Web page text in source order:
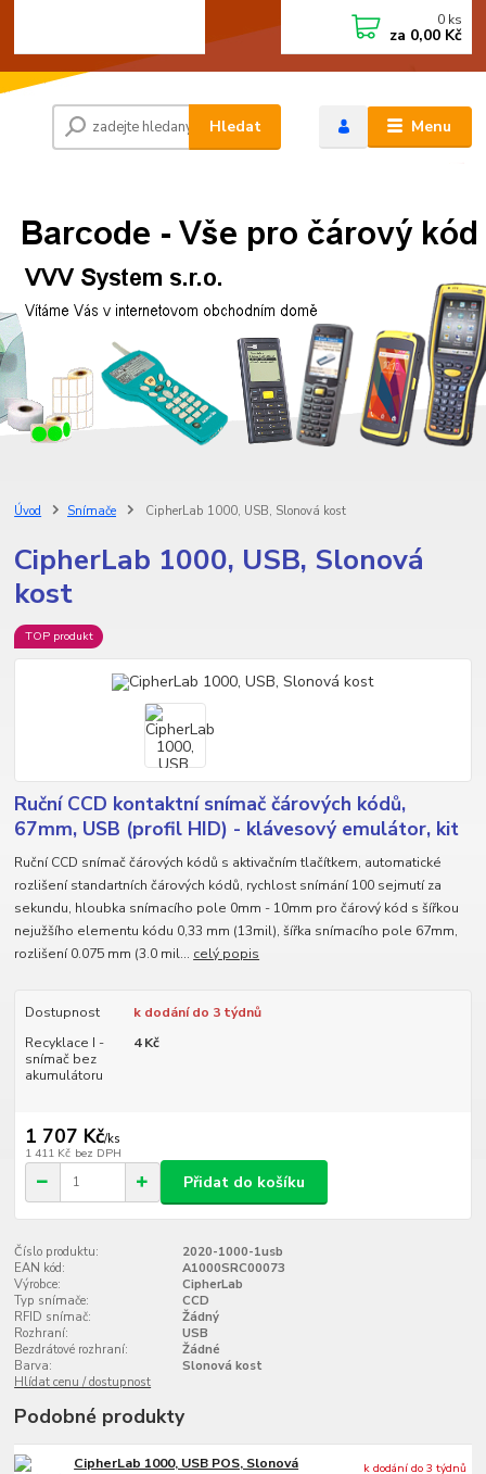
Menu
Hledat
0 ks
za 0,00 Kč
Úvod Snímače CipherLab 1000, USB, Slonová kost
CipherLab 1000, USB, Slonová
kost
TOP produkt
Ruční CCD kontaktní snímač čárových kódů,
67mm, USB (profil HID) - klávesový emulátor, kit
Ruční CCD snímač čárových kódů s aktivačním tlačítkem, automatické
rozlišení standartních čárových kódů, rychlost snímání 100 sejmutí za
sekundu, hloubka snímacího pole 0mm - 10mm pro čárový kód s šířkou
nejužšího elementu kódu 0,33 mm (13mil), šířka snímacího pole 67mm,
rozlišení 0.075 mm (3.0 mil... celý popis
Dostupnost
k dodání do 3 týdnů
Recyklace I -
snímač bez
akumulátoru
4 Kč
1 707 Kč/ks
1 411 Kč bez DPH
Přidat do košíku
Číslo produktu:
2020-1000-1usb
EAN kód:
A1000SRC00073
Výrobce:
CipherLab
Typ snímače:
CCD
RFID snímač:
Žádný
Rozhraní:
USB
Bezdrátové rozhraní:
Žádné
Barva:
Slonová kost
Hlídat cenu / dostupnost
Podobné produkty
CipherLab 1000, USB POS, Slonová
k dodání do 3 týdnů